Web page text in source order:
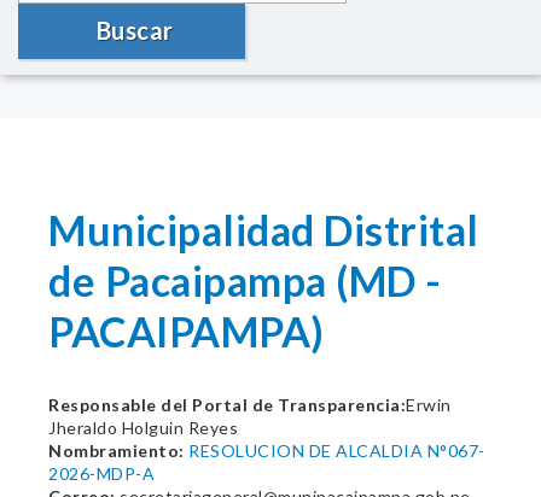
Buscar
Municipalidad Distrital
de Pacaipampa (MD -
PACAIPAMPA)
Responsable del Portal de Transparencia:Erwin
Jheraldo Holguin Reyes
Nombramiento: RESOLUCION DE ALCALDIA N°067-
2026-MDP-A